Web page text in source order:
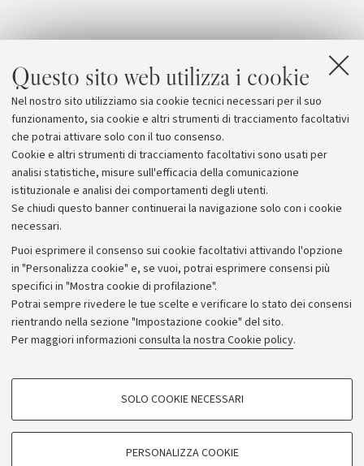
Questo sito web utilizza i cookie
Nel nostro sito utilizziamo sia cookie tecnici necessari per il suo
funzionamento, sia cookie e altri strumenti di tracciamento facoltativi
che potrai attivare solo con il tuo consenso.
Cookie e altri strumenti di tracciamento facoltativi sono usati per
analisi statistiche, misure sull'efficacia della comunicazione
istituzionale e analisi dei comportamenti degli utenti.
Se chiudi questo banner continuerai la navigazione solo con i cookie
necessari.
Puoi esprimere il consenso sui cookie facoltativi attivando l'opzione
in "Personalizza cookie" e, se vuoi, potrai esprimere consensi più
specifici in "Mostra cookie di profilazione".
Potrai sempre rivedere le tue scelte e verificare lo stato dei consensi
rientrando nella sezione "Impostazione cookie" del sito.
Per maggiori informazioni consulta la nostra Cookie policy.
COOKIE DI PROFILAZIONE - FACOLTATIVI
SOLO COOKIE NECESSARI
PERSONALIZZA COOKIE
Archivio
Comunicati stampa
Redazione
Rassegna stampa
© Copyright 2026 - ALMA MATER STUDIORUM - Università di